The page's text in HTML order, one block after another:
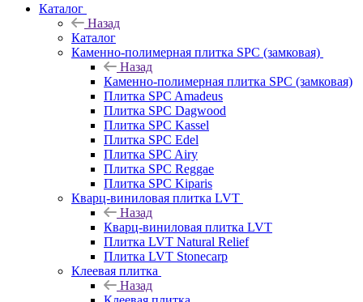
Каталог
Назад
Каталог
Каменно-полимерная плитка SPC (замковая)
Назад
Каменно-полимерная плитка SPC (замковая)
Плитка SPC Amadeus
Плитка SPC Dagwood
Плитка SPC Kassel
Плитка SPC Edel
Плитка SPC Airy
Плитка SPC Reggae
Плитка SPC Kiparis
Кварц-виниловая плитка LVT
Назад
Кварц-виниловая плитка LVT
Плитка LVT Natural Relief
Плитка LVT Stonecarp
Клеевая плитка
Назад